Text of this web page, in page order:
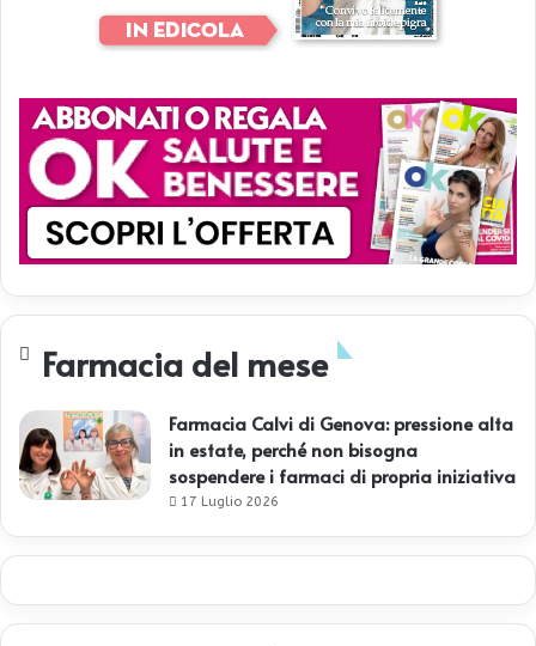
Farmacia del mese
Farmacia Calvi di Genova: pressione alta
in estate, perché non bisogna
sospendere i farmaci di propria iniziativa
17 Luglio 2026